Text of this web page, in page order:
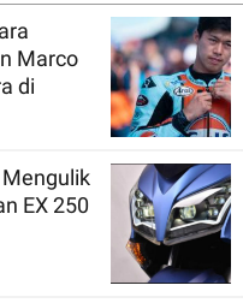
Marco
EX 250